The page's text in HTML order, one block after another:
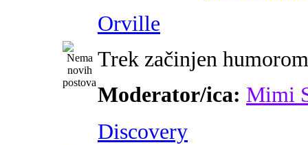
Orville
Trek začinjen humorom
Moderator/ica: Mimi
Discovery